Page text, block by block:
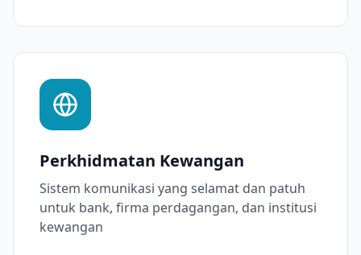
Perkhidmatan Kewangan
Sistem komunikasi yang selamat dan patuh
untuk bank, firma perdagangan, dan institusi
kewangan